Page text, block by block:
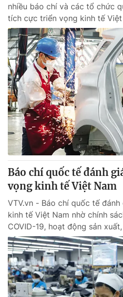
nhiều báo chí và các tổ chức
tích cực triển vọng kinh tế Việt
Báo chí quốc tế đánh
vọng kinh tế Việt Nam
VTV.vn - Báo chí quốc tế
kinh tế Việt Nam nhờ chính
COVID-19, hoạt động sản